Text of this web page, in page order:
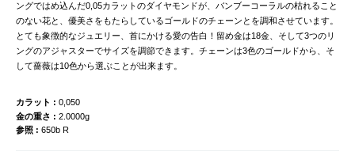
ングではめ込んだ0,05カラットのダイヤモンドが、バンブーコーラルの枯れること
のない花と、優美さをもたらしているゴールドのチェーンとを調和させています。
とても象徴的なジュエリー、首にかける愛の告白！留め金は18金、そして3つのリ
ングのアジャスターでサイズを調節できます。チェーンは3色のゴールドから、そ
して薔薇は10色から選ぶことが出来ます。
カラット
0,050
金の重さ
2.0000g
参照
650b R